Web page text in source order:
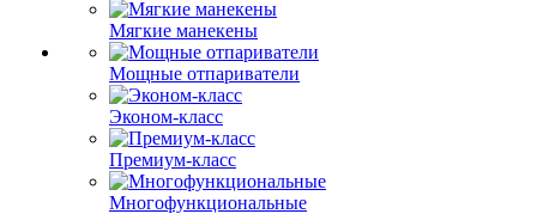
Мягкие манекены
Мощные отпариватели
Эконом-класс
Премиум-класс
Многофункциональные